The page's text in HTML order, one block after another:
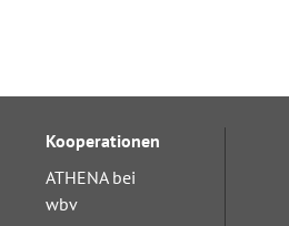
Kooperationen
ATHENA bei
wbv